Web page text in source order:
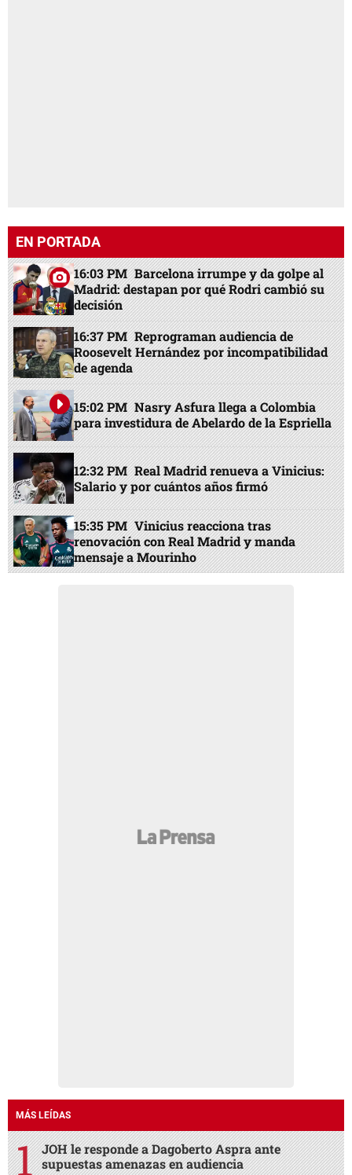
EN PORTADA
16:03 PM Barcelona irrumpe y da golpe al
Madrid: destapan por qué Rodri cambió su
decisión
16:37 PM Reprograman audiencia de
Roosevelt Hernández por incompatibilidad
de agenda
15:02 PM Nasry Asfura llega a Colombia
para investidura de Abelardo de la Espriella
12:32 PM Real Madrid renueva a Vinicius:
Salario y por cuántos años firmó
15:35 PM Vinicius reacciona tras
renovación con Real Madrid y manda
mensaje a Mourinho
MÁS LEÍDAS
JOH le responde a Dagoberto Aspra ante
supuestas amenazas en audiencia